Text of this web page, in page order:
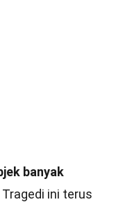
banyak
Tragedi ini terus